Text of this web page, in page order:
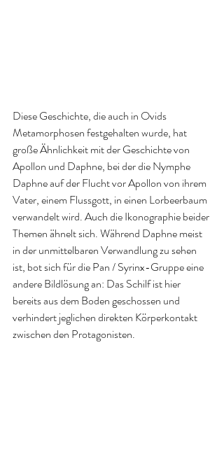
Diese Geschichte, die auch in Ovids
Metamorphosen festgehalten wurde, hat
große Ähnlichkeit mit der Geschichte von
Apollon und Daphne, bei der die Nymphe
Daphne auf der Flucht vor Apollon von ihrem
Vater, einem Flussgott, in einen Lorbeerbaum
verwandelt wird. Auch die Ikonographie beider
Themen ähnelt sich. Während Daphne meist
in der unmittelbaren Verwandlung zu sehen
ist, bot sich für die Pan / Syrinx-Gruppe eine
andere Bildlösung an: Das Schilf ist hier
bereits aus dem Boden geschossen und
verhindert jeglichen direkten Körperkontakt
zwischen den Protagonisten. ​